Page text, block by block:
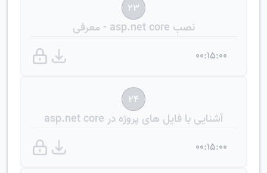
23
نصب asp.net core - معرفی
00:15:00
24
آشنایی با فایل های پروژه در asp.net core
00:15:00